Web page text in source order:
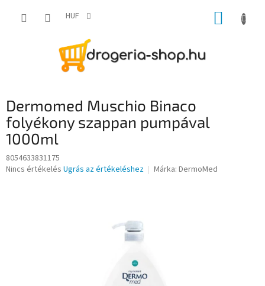
HUF KOSÁR
Dermomed Muschio Binaco
folyékony szappan pumpával
1000ml
8054633831175
A
Nincs értékelés Ugrás az értékeléshez Márka: DermoMed